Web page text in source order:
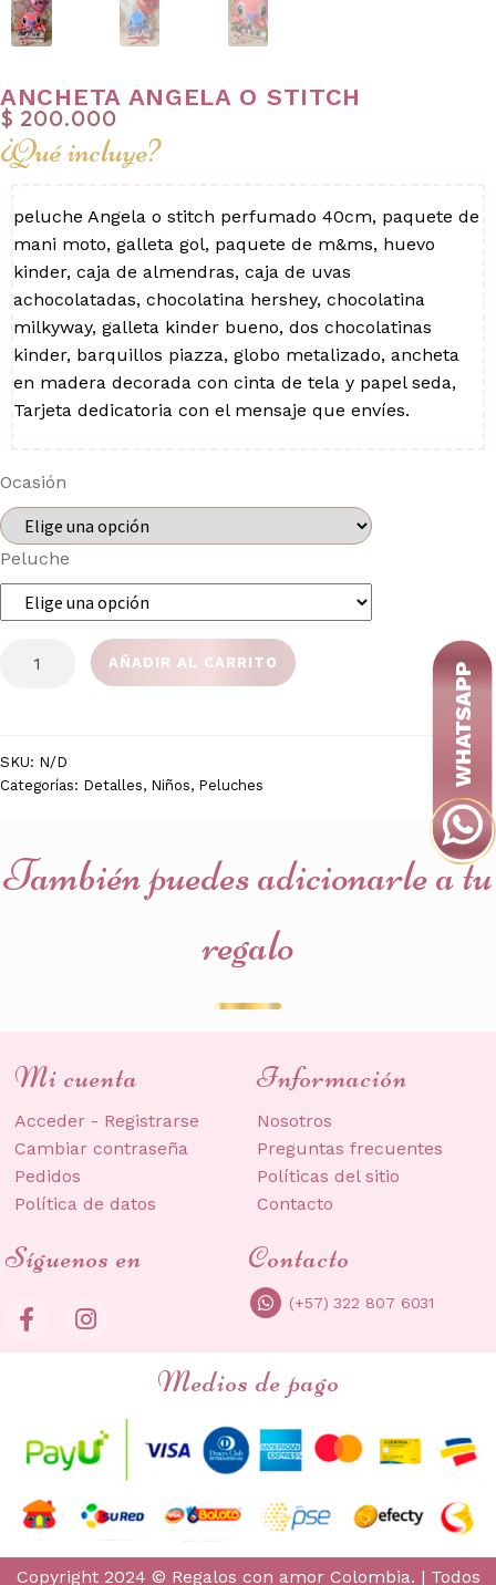
ANCHETA ANGELA O STITCH
$ 200.000
¿Qué incluye?
peluche Angela o stitch perfumado 40cm, paquete de
mani moto, galleta gol, paquete de m&ms, huevo
kinder, caja de almendras, caja de uvas
achocolatadas, chocolatina hershey, chocolatina
milkyway, galleta kinder bueno, dos chocolatinas
kinder, barquillos piazza, globo metalizado, ancheta
en madera decorada con cinta de tela y papel seda,
Tarjeta dedicatoria con el mensaje que envíes.
Ocasión
Peluche
cantidad
AÑADIR AL CARRITO
SKU: N/D
Categorías: Detalles, Niños, Peluches
También puedes adicionarle a tu
regalo
Contacto
(+57) 322 807 6031
Síguenos en
Información
Nosotros
Preguntas frecuentes
Políticas del sitio
Contacto
Mi cuenta
Acceder - Registrarse
Cambiar contraseña
Pedidos
Política de datos
Medios de pago
Copyright 2024 © Regalos con amor Colombia. | Todos